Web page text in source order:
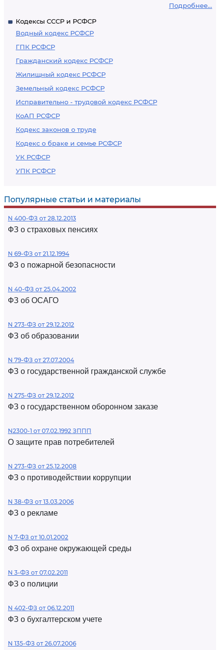
Подробнее...
Кодексы СССР и РСФСР
Водный кодекс РСФСР
ГПК РСФСР
Гражданский кодекс РСФСР
Жилищный кодекс РСФСР
Земельный кодекс РСФСР
Исправительно - трудовой кодекс РСФСР
КоАП РСФСР
Кодекс законов о труде
Кодекс о браке и семье РСФСР
УК РСФСР
УПК РСФСР
Популярные статьи и материалы
N 400-ФЗ от 28.12.2013
ФЗ о страховых пенсиях
N 69-ФЗ от 21.12.1994
ФЗ о пожарной безопасности
N 40-ФЗ от 25.04.2002
ФЗ об ОСАГО
N 273-ФЗ от 29.12.2012
ФЗ об образовании
N 79-ФЗ от 27.07.2004
ФЗ о государственной гражданской службе
N 275-ФЗ от 29.12.2012
ФЗ о государственном оборонном заказе
N2300-1 от 07.02.1992 ЗППП
О защите прав потребителей
N 273-ФЗ от 25.12.2008
ФЗ о противодействии коррупции
N 38-ФЗ от 13.03.2006
ФЗ о рекламе
N 7-ФЗ от 10.01.2002
ФЗ об охране окружающей среды
N 3-ФЗ от 07.02.2011
ФЗ о полиции
N 402-ФЗ от 06.12.2011
ФЗ о бухгалтерском учете
N 135-ФЗ от 26.07.2006